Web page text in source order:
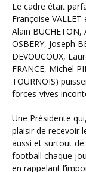
Le cadre était parfait pour que la Présidente du District,
Françoise
Alain BUCHETON,
OSBERY, Joseph
DEVOUCOUX,
FRANCE, Michel
TOURNOIS)
forces-vives
Une Présidente qui, dans son message d’accueil, a dit tout son
plaisir de recevoir
aussi et surtout
football chaque
en rappelant